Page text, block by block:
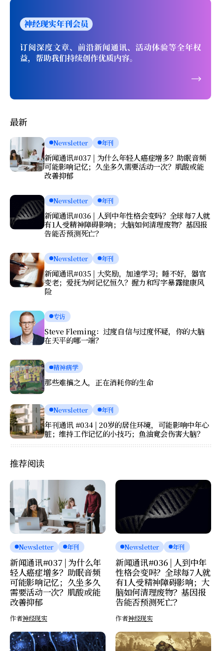
最新
Newsletter 年刊
新闻通讯#037 | 为什么年轻人癌症增多？助眠音频
可能影响记忆；久坐多久需要活动一次？肌酸或能
改善抑郁
Newsletter 年刊
新闻通讯#036 | 人到中年性格会变吗？全球每7人就
有1人受精神障碍影响；大脑如何清理废物？基因报
告能否预测死亡？
Newsletter 年刊
新闻通讯#035 | 大奖励，加速学习；睡不好，器官
变老；爱抚为何记忆恒久？握力和写字暴露健康风
险
专访
Steve Fleming：过度自信与过度怀疑，你的大脑
在天平的哪一端？
精神病学
那些难搞之人，正在消耗你的生命
Newsletter 年刊
年刊通讯 #034 | 20岁的居住环境，可能影响中年心
脏；维持工作记忆的小技巧；鱼油竟会伤害大脑？
推荐阅读
Newsletter 年刊
新闻通讯#037 | 为什么年
轻人癌症增多？助眠音频
可能影响记忆；久坐多久
需要活动一次？肌酸或能
改善抑郁
作者神经现实
Newsletter 年刊
新闻通讯#036 | 人到中年
性格会变吗？全球每7人就
有1人受精神障碍影响；大
脑如何清理废物？基因报
告能否预测死亡？
作者神经现实